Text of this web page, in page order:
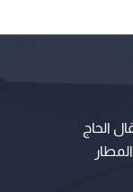
الحاج